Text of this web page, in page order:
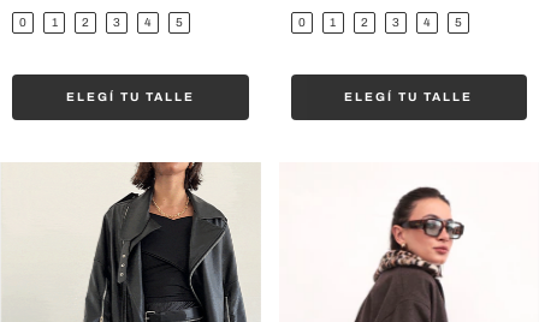
0 1 2 3 4 5
ELEGÍ TU TALLE
0 1 2 3 4 5
ELEGÍ TU TALLE